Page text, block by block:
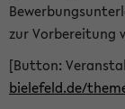
zur Vorbereitung
[Button:
bielefeld.de/